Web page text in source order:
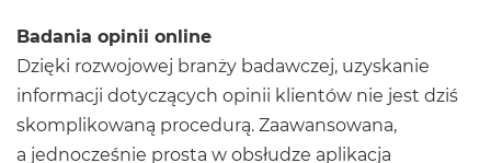
Badania opinii online
Dzięki rozwojowej branży badawczej, uzyskanie
informacji dotyczących opinii klientów nie jest dziś
skomplikowaną procedurą. Zaawansowana,
a jednocześnie prosta w obsłudze aplikacja